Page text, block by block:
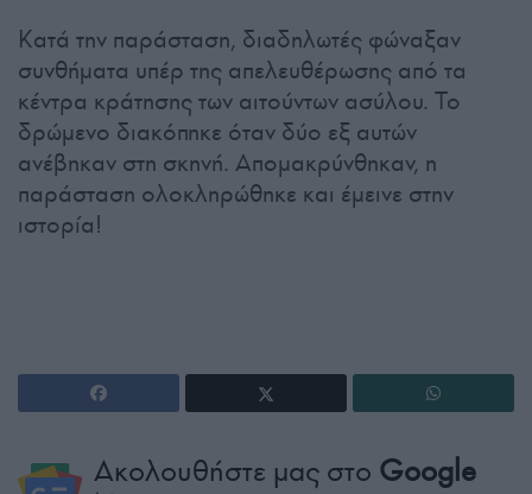
Κατά την παράσταση, διαδηλωτές φώναξαν
συνθήματα υπέρ της απελευθέρωσης από τα
κέντρα κράτησης των αιτούντων ασύλου. Το
δρώμενο διακόπηκε όταν δύο εξ αυτών
ανέβηκαν στη σκηνή. Απομακρύνθηκαν, η
παράσταση ολοκληρώθηκε και έμεινε στην
ιστορία!
Ακολουθήστε μας στο Google